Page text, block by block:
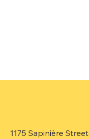
1175 Sapinière Street